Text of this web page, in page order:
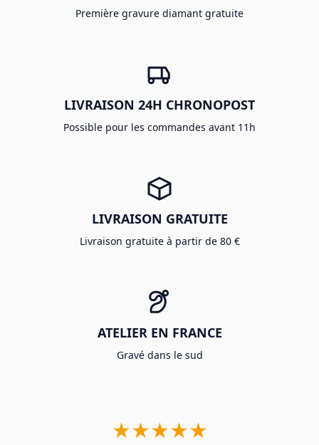
Première gravure diamant gratuite
LIVRAISON 24H CHRONOPOST
Possible pour les commandes avant 11h
LIVRAISON GRATUITE
Livraison gratuite à partir de 80 €
ATELIER EN FRANCE
Gravé dans le sud
★★★★★